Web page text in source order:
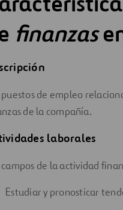
finanzas
puestos de empleo
de la compañía.
laborales
campos de la actividad
Estudiar y pronosticar